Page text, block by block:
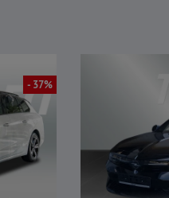
- 37%